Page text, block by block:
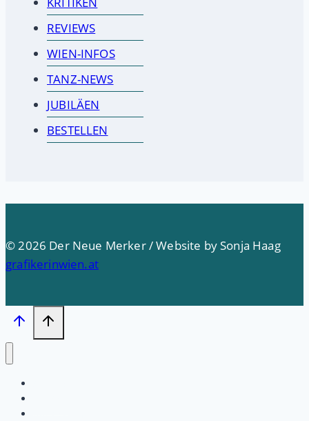
REVIEWS
WIEN-INFOS
TANZ-NEWS
JUBILÄEN
BESTELLEN
© 2026 Der Neue Merker / Website by Sonja Haag
grafikerinwien.at